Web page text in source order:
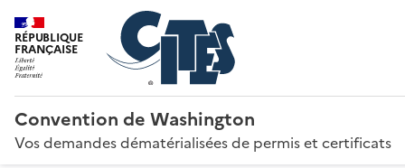
RÉPUBLIQUE
FRANÇAISE
Convention de Washington
Vos demandes dématérialisées de permis et certificats